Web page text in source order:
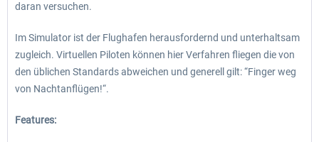
daran versuchen.
Im Simulator ist der Flughafen herausfordernd und unterhaltsam
zugleich. Virtuellen Piloten können hier Verfahren fliegen die von
den üblichen Standards abweichen und generell gilt: “Finger weg
von Nachtanflügen!“.
Features: